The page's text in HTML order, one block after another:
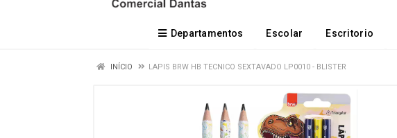
Departamentos Escolar Escritorio
INÍCIO LAPIS BRW HB TECNICO SEXTAVADO LP0010 - BLISTER